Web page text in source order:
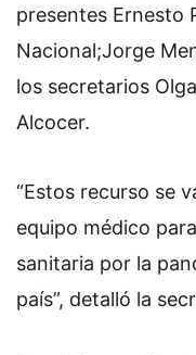
presentes Ernesto
Nacional;Jorge
los secretarios
Alcocer.
“Estos recurso se
equipo médico
sanitaria por la
país”, detalló la